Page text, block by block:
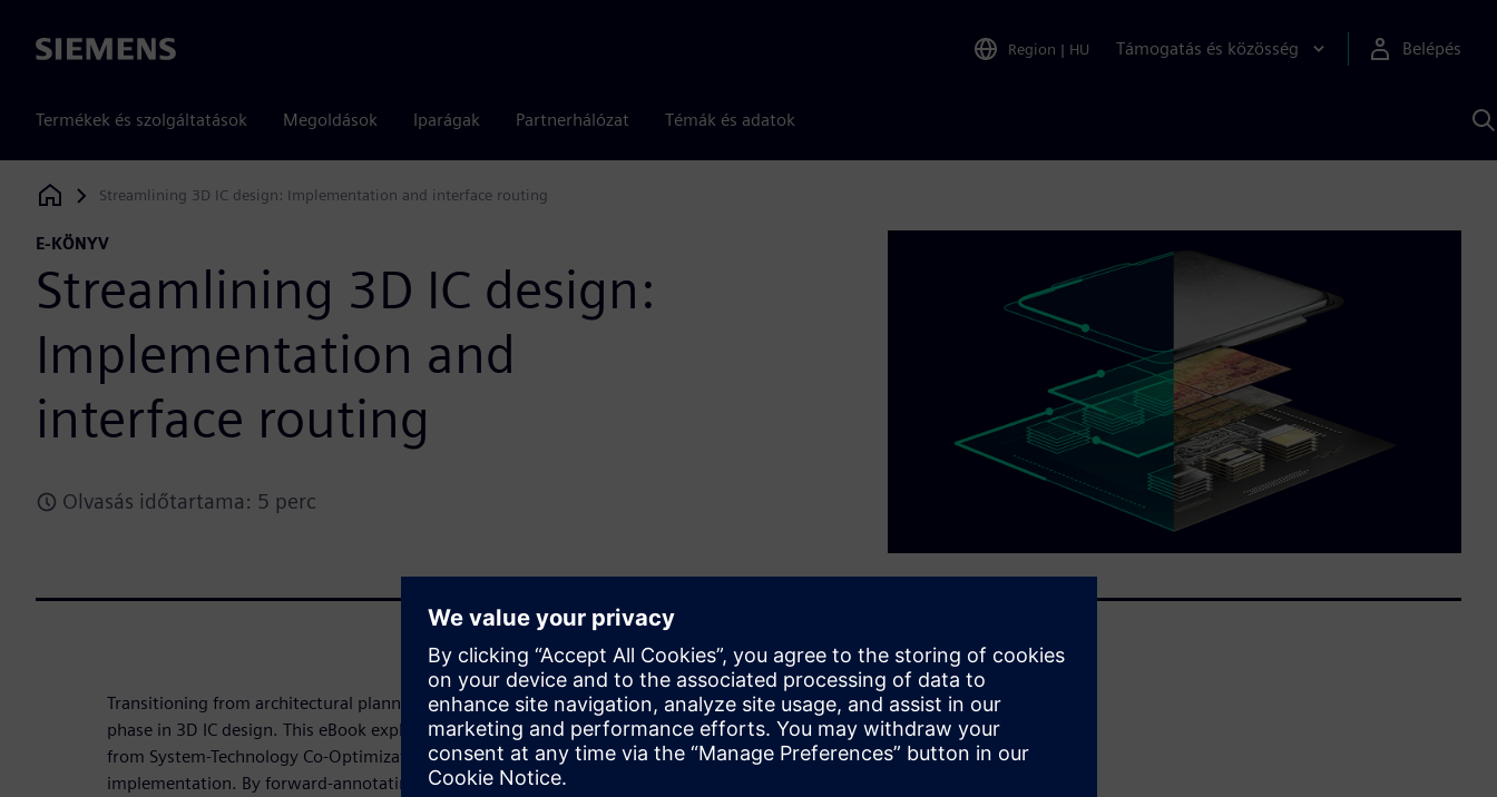
Siemens Region | HU Támogatás és közösség Belépés
Termékek és szolgáltatások Megoldások Iparágak Partnerhálózat Témák és adatok
Siemens Digital Industries Software
Streamlining 3D IC design: Implementation and interface routing
E-KÖNYV
Streamlining 3D IC design:
Implementation and
interface routing
Olvasás időtartama: 5 perc
Transitioning from architectural planning to physical realization is a critical
phase in 3D IC design. This eBook explores the seamless workflow of moving
from System-Technology Co-Optimization (STCO) floorplanning to substrate
implementation. By forward-annotating optimized design "snapshots" from